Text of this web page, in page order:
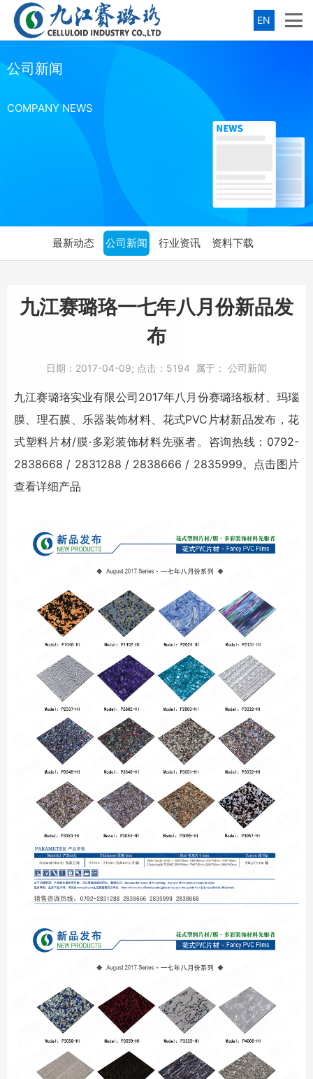
EN
公司新闻
COMPANY NEWS
最新动态 公司新闻 行业资讯 资料下载
九江赛璐珞一七年八月份新品发
布
日期： 2017-04-09; 点击： 5194 属于： 公司新闻
九江赛璐珞实业有限公司2017年八月份赛璐珞板材、玛瑙
膜、理石膜、乐器装饰材料、花式PVC片材新品发布，花
式塑料片材/膜·多彩装饰材料先驱者。咨询热线：0792-
2838668 / 2831288 / 2838666 / 2835999。 点击图片
查看详细产品